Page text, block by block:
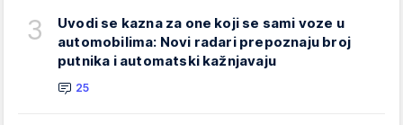
3
Uvodi se kazna za one koji se sami voze u
automobilima: Novi radari prepoznaju broj
putnika i automatski kažnjavaju
25